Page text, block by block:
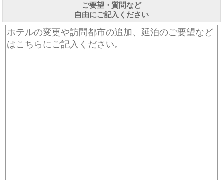
ご要望・質問など
自由にご記入ください